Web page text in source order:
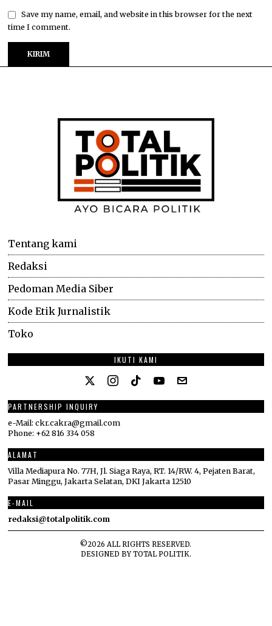
Save my name, email, and website in this browser for the next
time I comment.
Tentang kami
Redaksi
Pedoman Media Siber
Kode Etik Jurnalistik
Toko
IKUTI KAMI
PARTNERSHIP INQUIRY
e-Mail: ckr.cakra@gmail.com
Phone: +62 816 334 058
ALAMAT
Villa Mediapura No. 77H, Jl. Siaga Raya, RT. 14/RW. 4, Pejaten Barat,
Pasar Minggu, Jakarta Selatan, DKI Jakarta 12510
E-MAIL
redaksi@totalpolitik.com
©2026 ALL RIGHTS RESERVED.
DESIGNED BYTOTAL POLITIK.